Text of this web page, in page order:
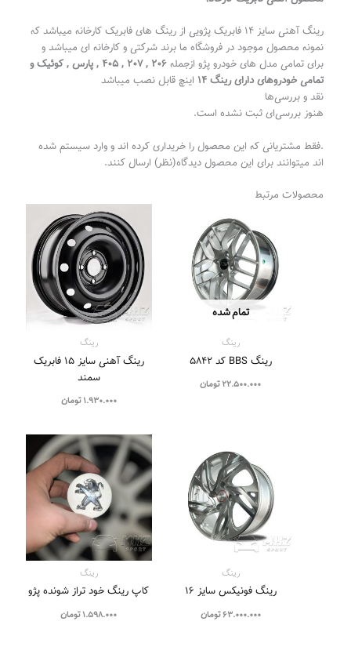
رینگ آهنی سایز 14 فابریک پژویی از رینگ های فابریک کارخانه میباشد که
نمونه محصول موجود در فروشگاه ما برند شرکتی و کارخانه ای میباشد و
برای تمامی مدل های خودرو پژو ازجمله
206 , 207 , 405 , پارس , کوئیک و
تمامی خودروهای دارای رینگ 14
اینچ قابل نصب میباشد
نقد و بررسی‌ها
هنوز بررسی‌ای ثبت نشده است.
.فقط مشتریانی که این محصول را خریداری کرده اند و وارد سیستم شده
اند میتوانند برای این محصول دیدگاه(نظر) ارسال کنند.
محصولات مرتبط
تمام شده
رینگ
رینگ BBS کد 5842
22.500.000 تومان
رینگ
رینگ آهنی سایز 15 فابریک
سمند
1.930.000 تومان
رینگ
رینگ فونیکس سایز ۱۶
63.000.000تومان
رینگ
کاپ رینگ خود تراز شونده پژو
1.598.000تومان